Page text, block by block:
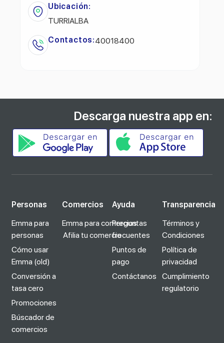
Ubicación:
TURRIALBA
Contactos:40018400
Descarga nuestra app en:
Personas
Emma para
personas
Cómo usar
Emma (old)
Conversión a
tasa cero
Promociones
Búscador de
comercios
Comercios
Emma para comercios
Afilia tu comercio
Ayuda
Preguntas
frecuentes
Puntos de
pago
Contáctanos
Transparencia
Términos y
Condiciones
Política de
privacidad
Cumplimiento
regulatorio